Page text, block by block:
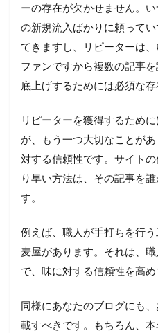
ーの存在が欠かせません。
の新規流入ばかりに頼って
てきますし、リピーターは
ファンですから複数の記事
底上げするためには必須な存
リピーターを獲得するため
が、もう一つ大切なことが
対する信頼性です。サイト
り早い方法は、その記事を
す。
例えば、職人が手打ちを行
麦屋があります。それは、
で、味に対する信頼性を高め
同様にあなたのブログにも
載すべきです。もちろん、